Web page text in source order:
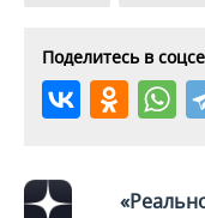
Поделитесь в